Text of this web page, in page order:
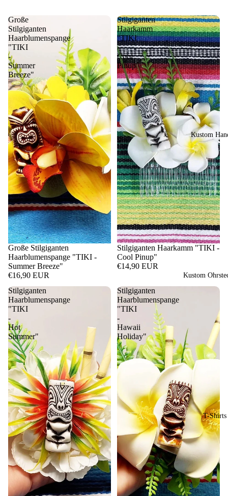
Kustom
Kustom
T-Shirts
Große
Stilgiganten
Haarblumenspange
"TIKI
-
Summer
Breeze"
Große Stilgiganten
Haarblumenspange "TIKI -
Summer Breeze"
€16,90 EUR
Stilgiganten
Haarkamm
"TIKI
-
Cool
Pinup"
Stilgiganten Haarkamm "TIKI -
Cool Pinup"
€14,90 EUR
Stilgiganten
Haarblumenspange
"TIKI
-
Hot
Summer"
Stilgiganten
Haarblumenspange
"TIKI
-
Hawaii
Holiday"